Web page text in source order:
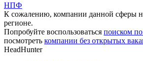
НПФ
К сожалению, компании данной сферы
регионе.
Попробуйте воспользоваться поиском
посмотреть компании без открытых
HeadHunter